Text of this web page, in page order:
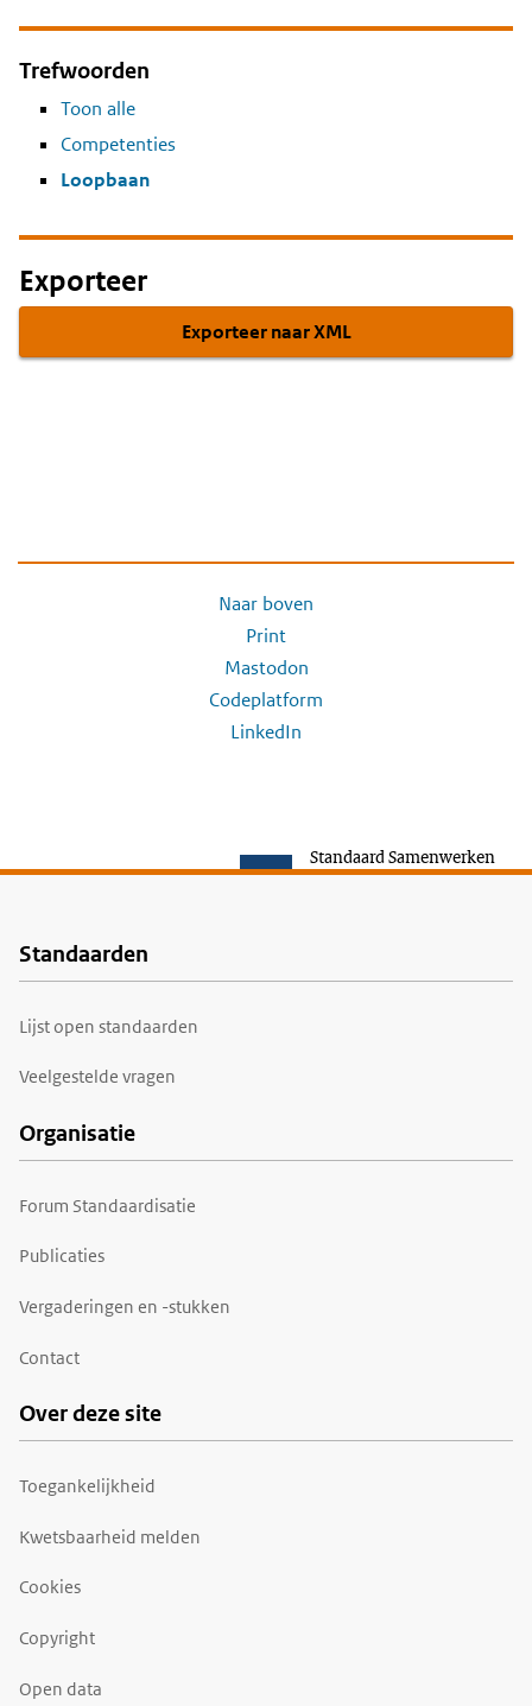
Trefwoorden
Toon alle
Competenties
Loopbaan
Exporteer
Exporteer naar XML
Naar boven
Print
Mastodon
Codeplatform
LinkedIn
Standaard Samenwerken
Voet
Standaarden
Lijst open standaarden
Veelgestelde vragen
Organisatie
Forum Standaardisatie
Publicaties
Vergaderingen en -stukken
Contact
Over deze site
Toegankelijkheid
Kwetsbaarheid melden
Cookies
Copyright
Open data